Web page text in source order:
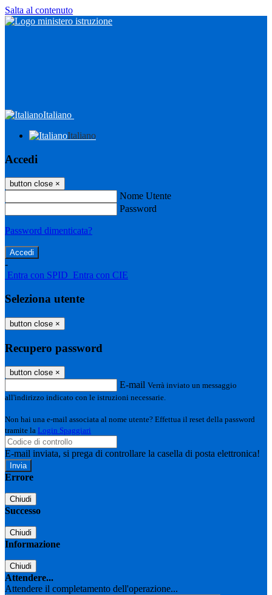
Salta al contenuto
Italiano
Italiano
Accedi
button close ×
Nome Utente
Password
Password dimenticata?
-
Entra con SPID Entra con CIE
Seleziona utente
button close ×
Recupero password
button close ×
E-mail Verrà inviato un messaggio
all'indirizzo indicato con le istruzioni necessarie.
Non hai una e-mail associata al nome utente? Effettua il reset della password
tramite la Login Spaggiari
E-mail inviata, si prega di controllare la casella di posta elettronica!
Errore
Chiudi
Successo
Chiudi
Informazione
Chiudi
Attendere...
Attendere il completamento dell'operazione...